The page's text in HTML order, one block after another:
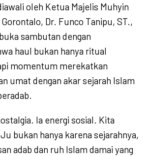
oleh Ketua Majelis Muhyin
Dr. Funco Tanipu, ST.,
sambutan dengan
haul bukan hanya ritual
momentum merekatkan
umat dengan akar sejarah Islam
Ia energi sosial. Kita
bukan hanya karena sejarahnya,
adab dan ruh Islam damai yang